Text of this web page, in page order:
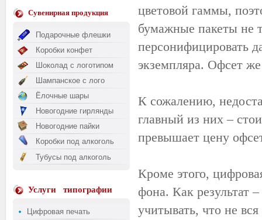
Сувенирная продукция
Подарочные флешки
Коробки конфет
Шоколад с логотипом
Шампанское с лого
Ёлочные шары
Новогодние гирлянды
Новогодние пайки
Коробки под алкоголь
Тубусы под алкоголь
Услуги типографии
Цифровая печать
цветовой гаммы,
бумажные пакеты не
персонифицировать
экземпляра. Офсет
К сожалению,
главный из них –
превышает цену
Кроме этого,
фона. Как результат
учитывать, что не